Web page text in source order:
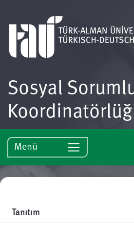
Sosyal
Menü
Tanıtım